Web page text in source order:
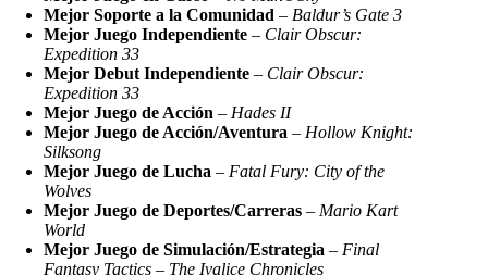
Mejor Soporte a la Comunidad – Baldur’s Gate 3
Mejor Juego Independiente – Clair Obscur:
Expedition 33
Mejor Debut Independiente – Clair Obscur:
Expedition 33
Mejor Juego de Acción – Hades II
Mejor Juego de Acción/Aventura – Hollow Knight:
Silksong
Mejor Juego de Lucha – Fatal Fury: City of the
Wolves
Mejor Juego de Deportes/Carreras – Mario Kart
World
Mejor Juego de Simulación/Estrategia – Final
Fantasy Tactics – The Ivalice Chronicles